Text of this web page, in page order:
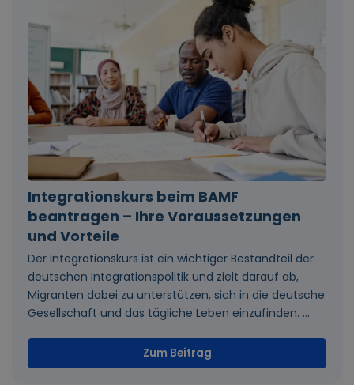
Integrationskurs beim BAMF
beantragen – Ihre Voraussetzungen
und Vorteile
Der Integrationskurs ist ein wichtiger Bestandteil der
deutschen Integrationspolitik und zielt darauf ab,
Migranten dabei zu unterstützen, sich in die deutsche
Gesellschaft und das tägliche Leben einzufinden. ...
Zum Beitrag